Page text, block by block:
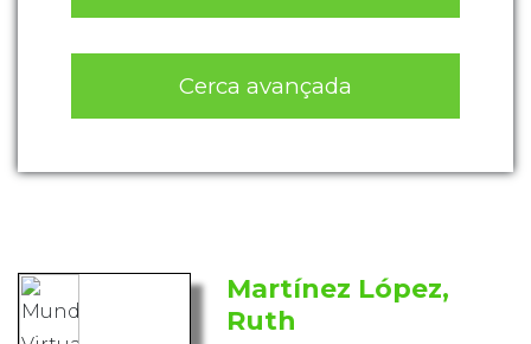
Cerca avançada
Martínez López,
Ruth